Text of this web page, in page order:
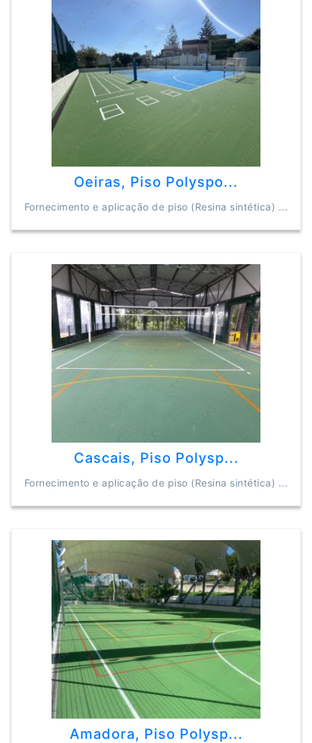
Oeiras, Piso Polyspo...
Fornecimento e aplicação de piso (Resina sintética) ...
Cascais, Piso Polysp...
Fornecimento e aplicação de piso (Resina sintética) ...
Amadora, Piso Polysp...